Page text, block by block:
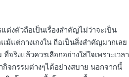
แต่งตัวถือเป็นเรื่องสำคัญไม่ว่าจะเป็น
ม้แต่กางเกงใน ถือเป็นสิ่งสำคัญมากเลย
ริงแล้วควรเลือกอย่างใส่ใจเพราะเวลา
จกรรมต่างๆได้อย่างสบาย นอกจากนี้